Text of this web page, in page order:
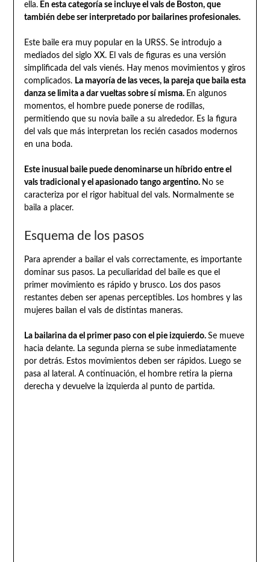
ella.En esta categoría se incluye el vals de Boston, que
también debe ser interpretado por bailarines profesionales.
Este baile era muy popular en la URSS. Se introdujo a
mediados del siglo XX. El vals de figuras es una versión
simplificada del vals vienés. Hay menos movimientos y giros
complicados. La mayoría de las veces, la pareja que baila esta
danza se limita a dar vueltas sobre sí misma. En algunos
momentos, el hombre puede ponerse de rodillas,
permitiendo que su novia baile a su alrededor. Es la figura
del vals que más interpretan los recién casados modernos
en una boda.
Este inusual baile puede denominarse un híbrido entre el
vals tradicional y el apasionado tango argentino. No se
caracteriza por el rigor habitual del vals. Normalmente se
baila a placer.
Esquema de los pasos
Para aprender a bailar el vals correctamente, es importante
dominar sus pasos. La peculiaridad del baile es que el
primer movimiento es rápido y brusco. Los dos pasos
restantes deben ser apenas perceptibles. Los hombres y las
mujeres bailan el vals de distintas maneras.
La bailarina da el primer paso con el pie izquierdo. Se mueve
hacia delante. La segunda pierna se sube inmediatamente
por detrás. Estos movimientos deben ser rápidos. Luego se
pasa al lateral. A continuación, el hombre retira la pierna
derecha y devuelve la izquierda al punto de partida.